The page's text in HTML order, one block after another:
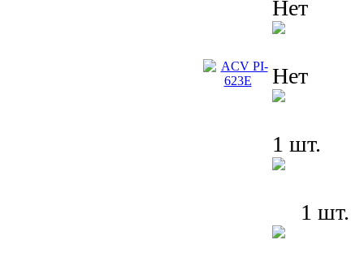
Нет
Нет
1 шт.
1 шт.